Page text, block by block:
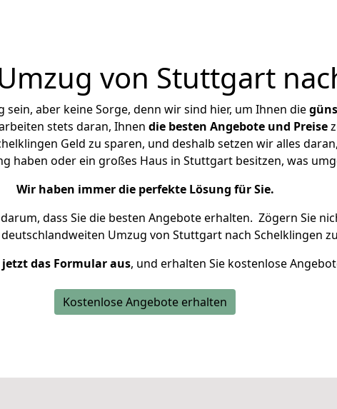
von Stuttgart
aber keine Sorge, denn wir sind hier, um Ihnen die
stets daran, Ihnen die besten Angebote und Preise
Geld zu sparen, und deshalb setzen wir alles
haben oder ein großes Haus in Stuttgart besitzen, was
Wir haben immer die perfekte Lösung für Sie.
dass Sie die besten Angebote erhalten. Zögern Sie
Umzug von Stuttgart nach Schelklingen
jetzt das Formular aus, und erhalten Sie kostenlose
Kostenlose Angebote erhalten